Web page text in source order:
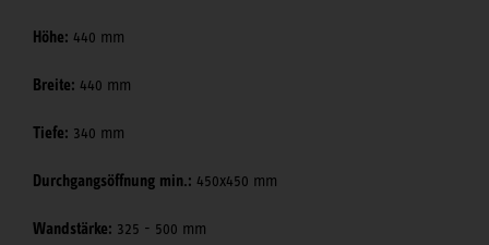
Höhe: 440 mm
Breite: 440 mm
Tiefe: 340 mm
Durchgangsöffnung min.: 450x450 mm
Wandstärke: 325 - 500 mm